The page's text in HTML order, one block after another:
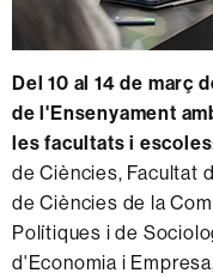
Del 10 al 14 de març
de l'Ensenyament
les facultats i escoles
de Ciències, Facultat
de Ciències de la
Polítiques i de
d'Economia i